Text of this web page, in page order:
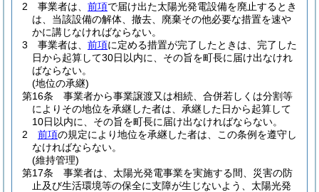
2
事業者は、 前項で届け出た太陽光発電設備を廃止するとき
は、当該設備の解体、撤去、廃棄その他必要な措置を速や
かに講じなければならない。
3
事業者は、 前項に定める措置が完了したときは、完了した
日から起算して30日以内に、その旨を町長に届け出なけれ
ばならない。
(地位の承継)
第16条
事業者から事業譲渡又は相続、合併若しくは分割等
によりその地位を承継した者は、承継した日から起算して
10日以内に、その旨を町長に届け出なければならない。
2
前項の規定により地位を承継した者は、この条例を遵守し
なければならない。
(維持管理)
第17条
事業者は、太陽光発電事業を実施する間、災害の防
止及び生活環境等の保全に支障が生じないよう、太陽光発